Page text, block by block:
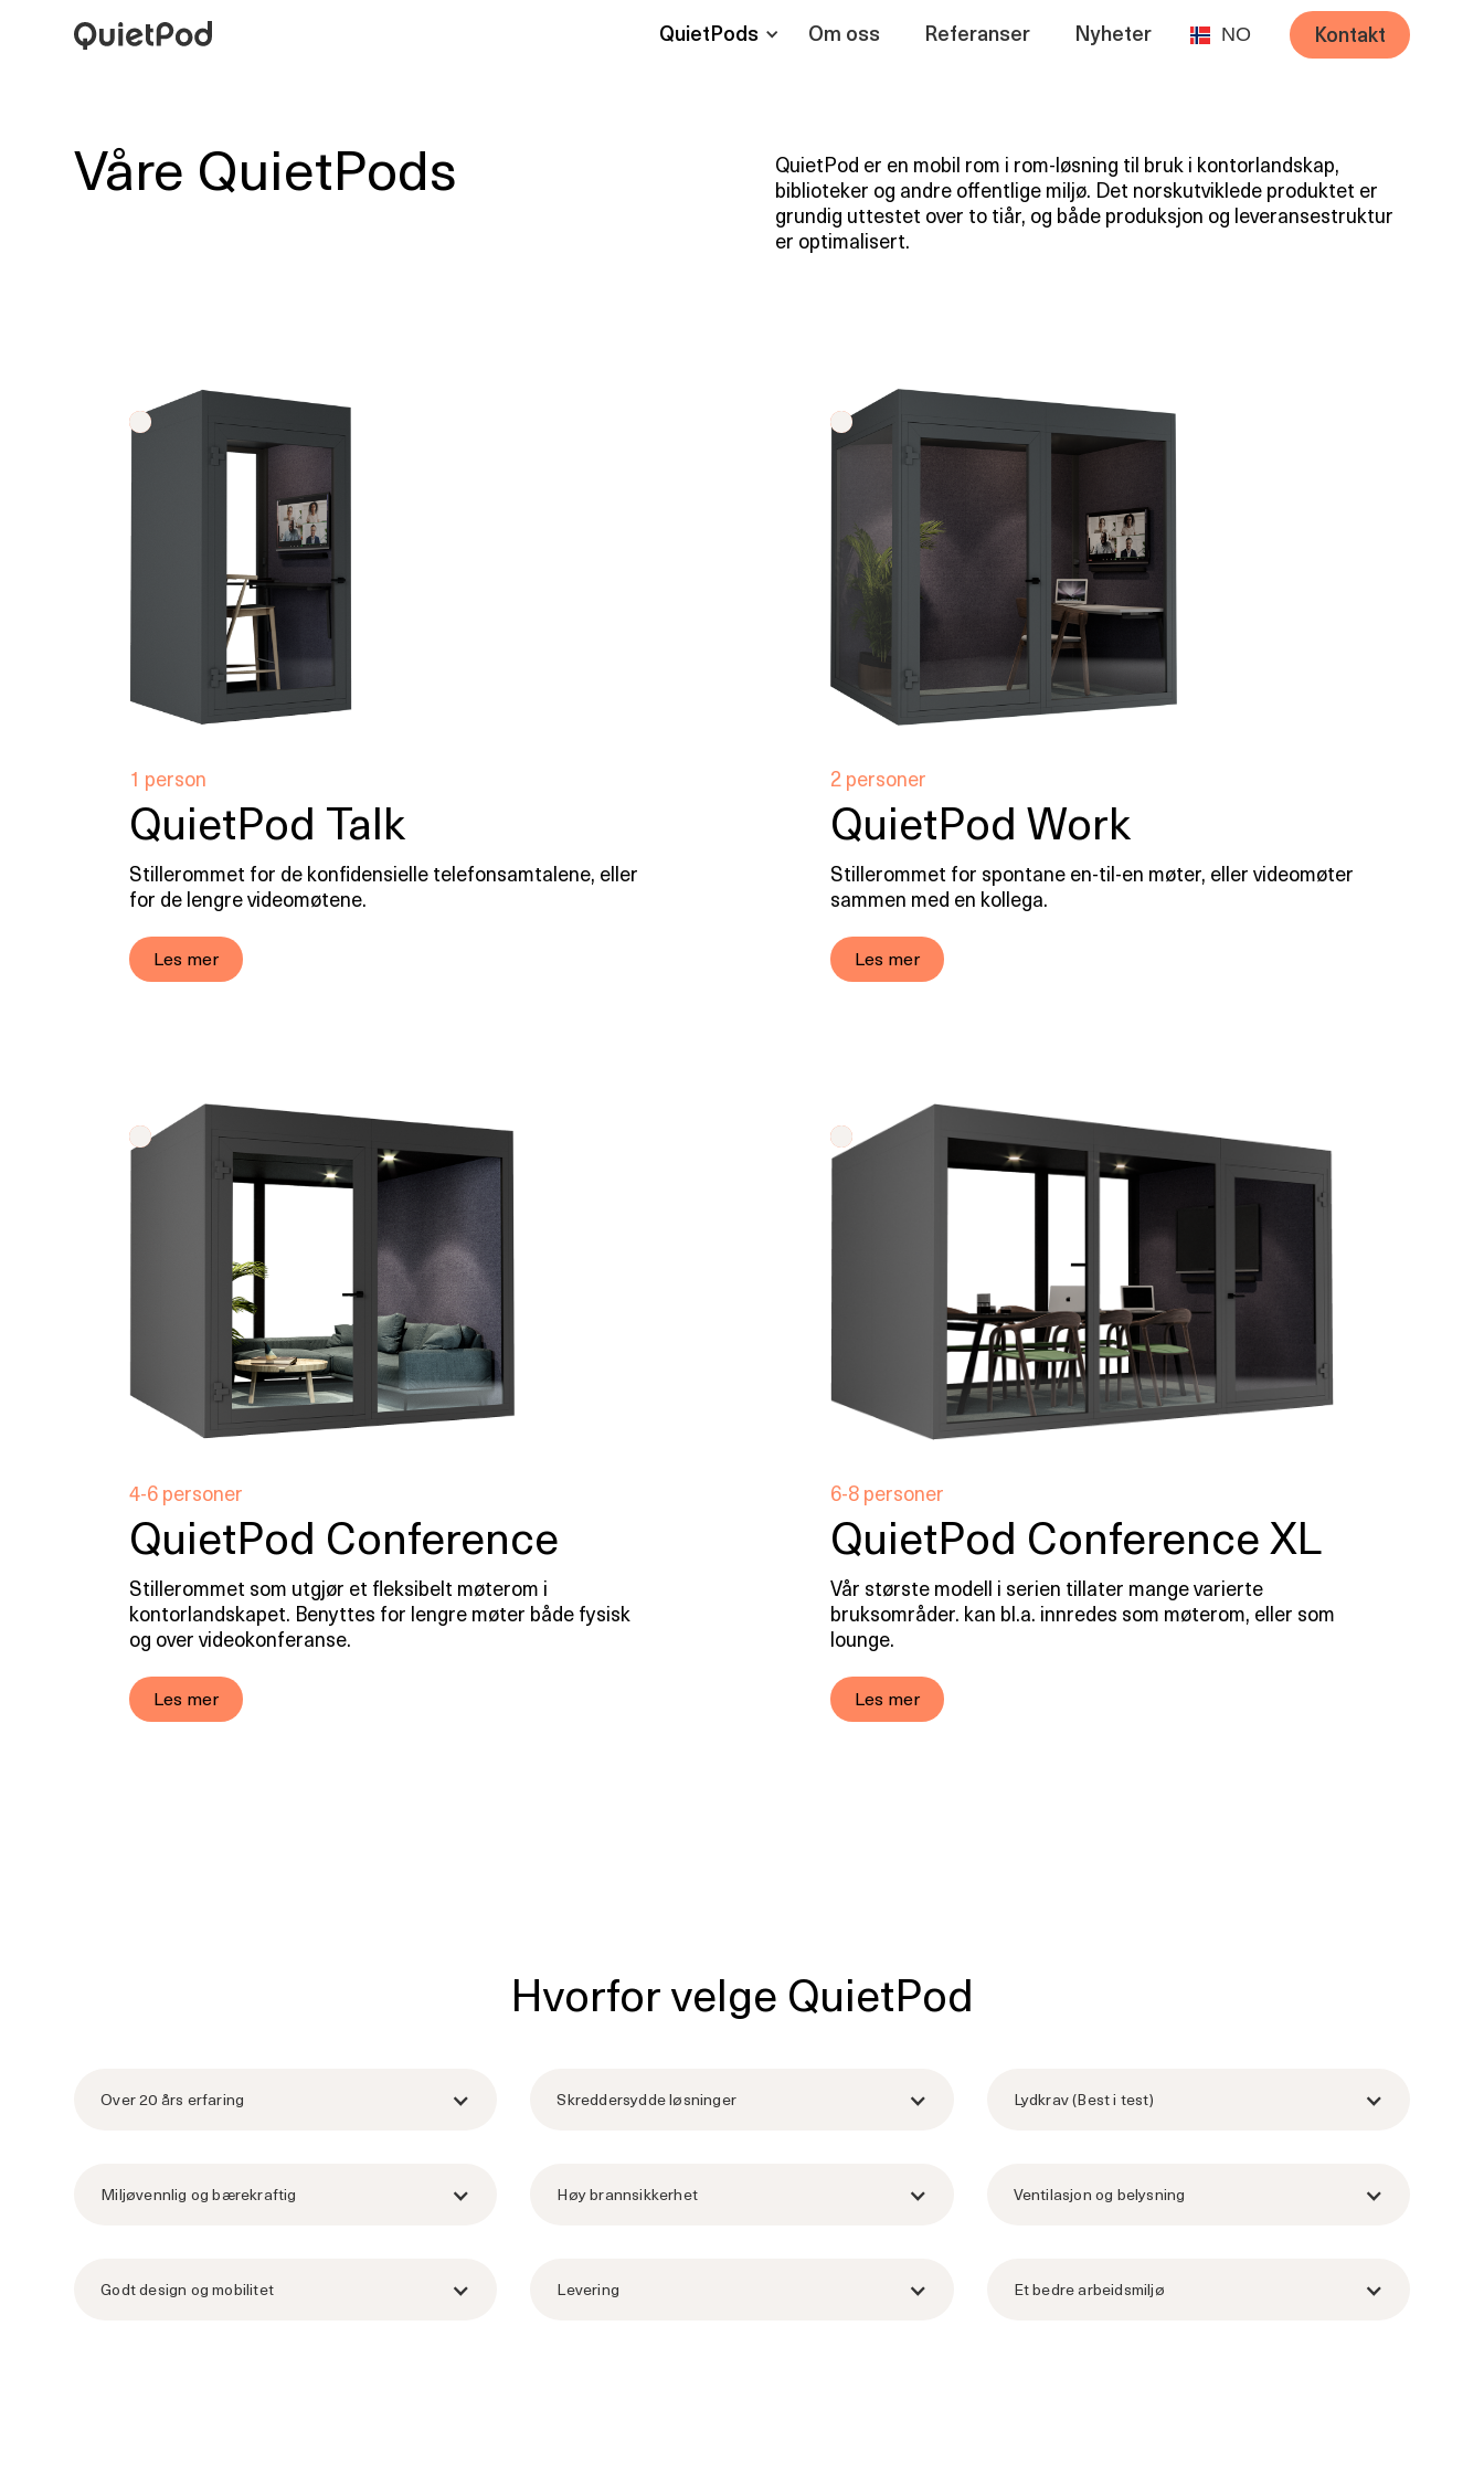
QuietPods Om oss Referanser Nyheter NO Kontakt
Våre QuietPods
QuietPod er en mobil rom i rom-løsning til bruk i kontorlandskap,
biblioteker og andre offentlige miljø. Det norskutviklede produktet er
grundig uttestet over to tiår, og både produksjon og leveransestruktur
er optimalisert.
1 person
QuietPod Talk
Stillerommet for de konfidensielle telefonsamtalene, eller
for de lengre videomøtene.
Les mer
2 personer
QuietPod Work
Stillerommet for spontane en-til-en møter, eller videomøter
sammen med en kollega.
Les mer
4-6 personer
QuietPod Conference
Stillerommet som utgjør et fleksibelt møterom i
kontorlandskapet. Benyttes for lengre møter både fysisk
og over videokonferanse.
Les mer
6-8 personer
QuietPod Conference XL
Vår største modell i serien tillater mange varierte
bruksområder. kan bl.a. innredes som møterom, eller som
lounge.
Les mer
Hvorfor velge QuietPod
Over 20 års erfaring Skreddersydde løsninger Lydkrav (Best i test)
Miljøvennlig og bærekraftig Høy brannsikkerhet Ventilasjon og belysning
Godt design og mobilitet Levering Et bedre arbeidsmiljø